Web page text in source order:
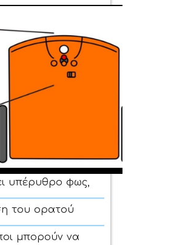
υπέρυθρο φως,
του ορατού
μπορούν να